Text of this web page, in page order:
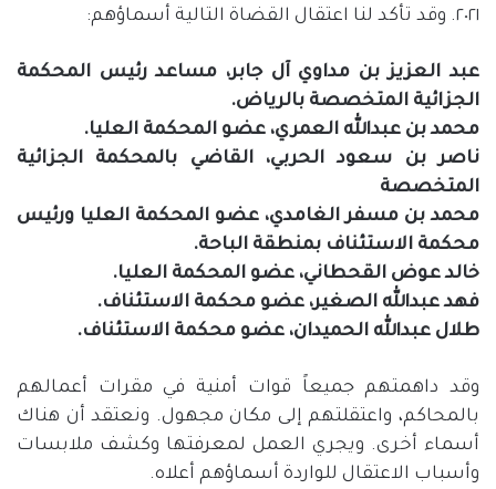
٢٠٢١. وقد تأكد لنا اعتقال القضاة التالية أسماؤهم:
عبد العزيز بن مداوي آل جابر، مساعد رئيس المحكمة
الجزائية المتخصصة بالرياض.
محمد بن عبدالله العمري، عضو المحكمة العليا.
ناصر بن سعود الحربي، القاضي بالمحكمة الجزائية
المتخصصة
محمد بن مسفر الغامدي، عضو المحكمة العليا ورئيس
محكمة الاستئناف بمنطقة الباحة.
خالد عوض القحطاني، عضو المحكمة العليا.
فهد عبدالله الصغير، عضو محكمة الاستئناف.
طلال عبدالله الحميدان، عضو محكمة الاستئناف.
وقد داهمتهم جميعاً قوات أمنية في مقرات أعمالهم
بالمحاكم، واعتقلتهم إلى مكان مجهول. ونعتقد أن هناك
أسماء أخرى. ويجري العمل لمعرفتها وكشف ملابسات
وأسباب الاعتقال للواردة أسماؤهم أعلاه.